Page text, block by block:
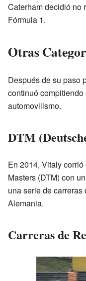
Caterham decidió no
Fórmula 1.
Otras
Después de su paso
continuó
automovilismo.
DTM
En 2014, Vitaly
Masters (DTM) con
una serie de
Alemania.
Carreras de